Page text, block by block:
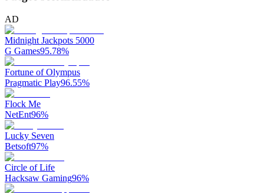
AD
Midnight Jackpots 5000
G Games95.78%
Fortune of Olympus
Pragmatic Play96.55%
Flock Me
NetEnt96%
Lucky Seven
Betsoft97%
Circle of Life
Hacksaw Gaming96%